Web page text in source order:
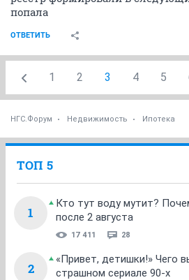
попала
ОТВЕТИТЬ
1 2 3 4 5
НГС.Форум Недвижимость Ипотека
ТОП 5
1
Кто тут воду мутит?
после 2 августа
17 411 28
2
«Привет, детишки!» Чего
страшном сериале 90-х